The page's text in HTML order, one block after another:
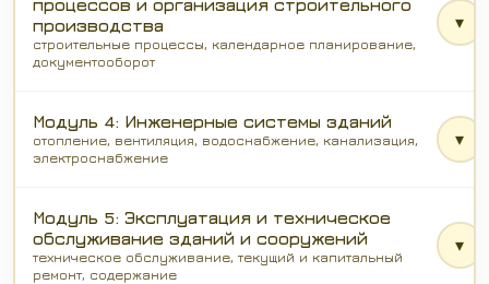
процессов и организация строительного
производства
строительные процессы, календарное планирование,
документооборот
▾
Модуль 4: Инженерные системы зданий
отопление, вентиляция, водоснабжение, канализация,
электроснабжение
▾
Модуль 5: Эксплуатация и техническое
обслуживание зданий и сооружений
техническое обслуживание, текущий и капитальный
ремонт, содержание
▾